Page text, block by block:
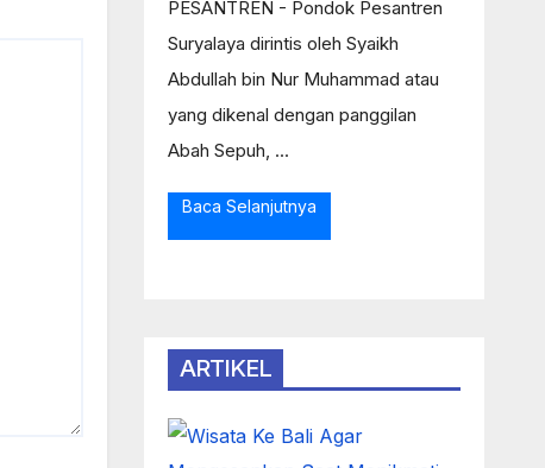
PESANTREN - Pondok Pesantren
Suryalaya dirintis oleh Syaikh
Abdullah bin Nur Muhammad atau
yang dikenal dengan panggilan
Abah Sepuh, ...
Baca Selanjutnya
ARTIKEL